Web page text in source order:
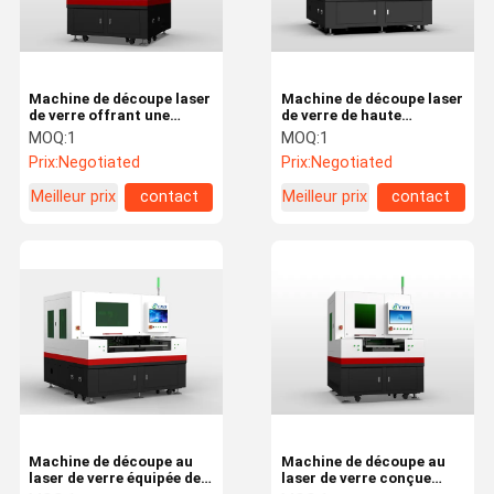
Machine de découpe laser
de verre de haute
précision conçue pour
effectuer des coupes
précises et propres sur
différents matériaux de
verre
MOQ:1
Prix:Negotiated
Meilleur prix
contact
Machine de découpe laser
de verre offrant une
maintenance facile et une
configuration rapide pour
minimiser les temps
d'arrêt et maximiser
l'efficacité de la
MOQ:1
Prix:Negotiated
Meilleur prix
contact
Machine de découpe au
laser de verre conçue
Machine de découpe au
laser de verre équipée de